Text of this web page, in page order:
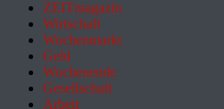
ZEITmagazin
Wirtschaft
Wochenmarkt
Geld
Wochenende
Gesellschaft
Arbeit